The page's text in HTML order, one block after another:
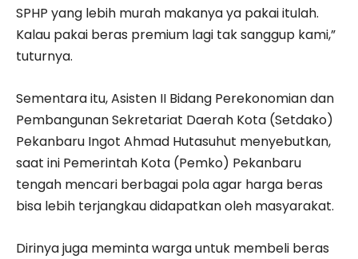
SPHP yang lebih murah makanya ya pakai itulah.
Kalau pakai beras premium lagi tak sanggup kami,”
tuturnya.
Sementara itu, Asisten II Bidang Perekonomian dan
Pembangunan Sekretariat Daerah Kota (Setdako)
Pekanbaru Ingot Ahmad Hutasuhut menyebutkan,
saat ini Pemerintah Kota (Pemko) Pekanbaru
tengah mencari berbagai pola agar harga beras
bisa lebih terjangkau didapatkan oleh masyarakat.
Dirinya juga meminta warga untuk membeli beras